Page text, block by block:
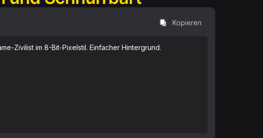
Kopieren
Zivilist im 8-Bit-Pixelstil. Einfacher Hintergrund.